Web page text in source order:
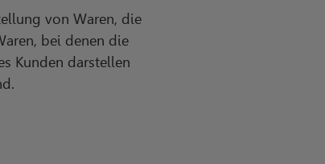
von Waren, die
bei denen die
Kunden darstellen